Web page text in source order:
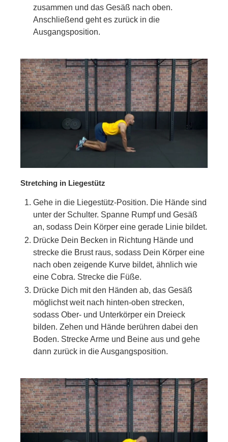
zusammen und das Gesäß nach oben.
Anschließend geht es zurück in die
Ausgangsposition.
Stretching in Liegestütz
Gehe in die Liegestütz-Position. Die Hände sind
unter der Schulter. Spanne Rumpf und Gesäß
an, sodass Dein Körper eine gerade Linie bildet.
Drücke Dein Becken in Richtung Hände und
strecke die Brust raus, sodass Dein Körper eine
nach oben zeigende Kurve bildet, ähnlich wie
eine Cobra. Strecke die Füße.
Drücke Dich mit den Händen ab, das Gesäß
möglichst weit nach hinten-oben strecken,
sodass Ober- und Unterkörper ein Dreieck
bilden. Zehen und Hände berühren dabei den
Boden. Strecke Arme und Beine aus und gehe
dann zurück in die Ausgangsposition.